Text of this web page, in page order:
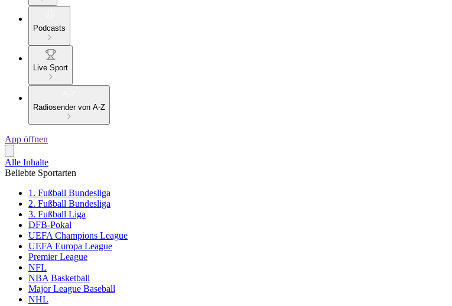
Podcasts
Live Sport
Radiosender von A-Z
App öffnen
Alle Inhalte
Beliebte Sportarten
1. Fußball Bundesliga
2. Fußball Bundesliga
3. Fußball Liga
DFB-Pokal
UEFA Champions League
UEFA Europa League
Premier League
NFL
NBA Basketball
Major League Baseball
NHL